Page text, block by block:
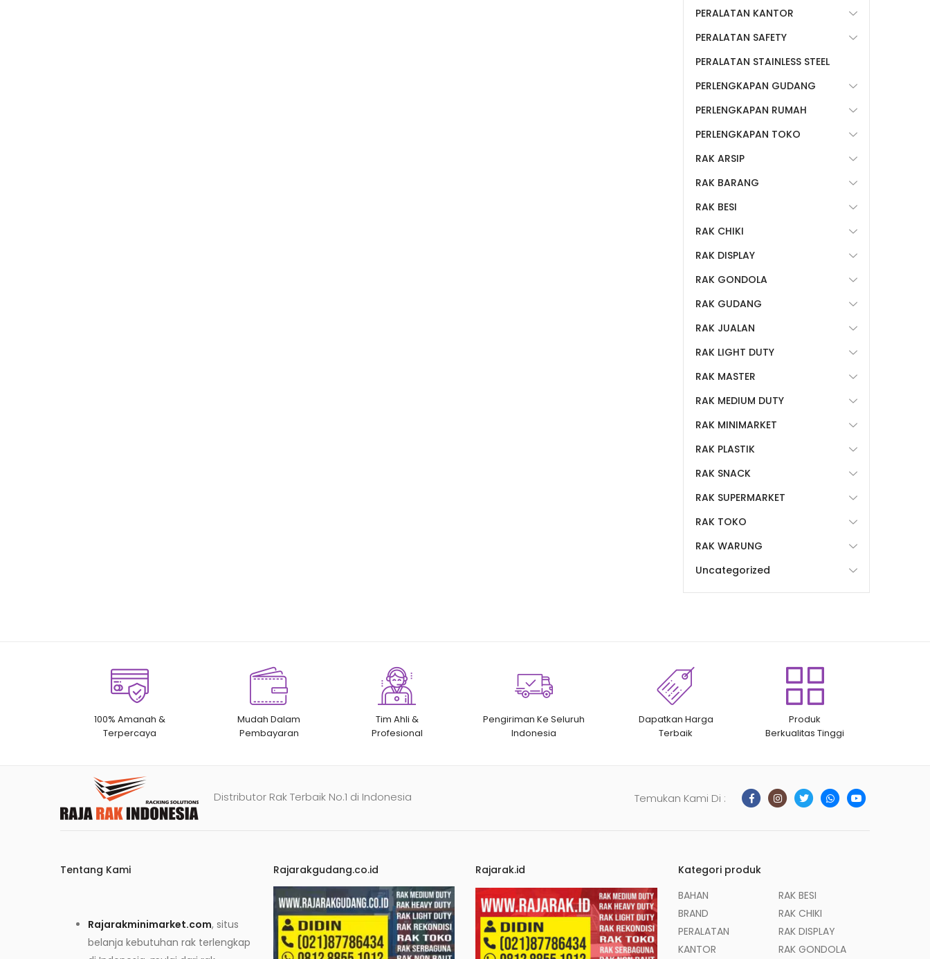
PERALATAN KANTOR
PERALATAN SAFETY
PERALATAN STAINLESS STEEL
PERLENGKAPAN GUDANG
PERLENGKAPAN RUMAH
PERLENGKAPAN TOKO
RAK ARSIP
RAK BARANG
RAK BESI
RAK CHIKI
RAK DISPLAY
RAK GONDOLA
RAK GUDANG
RAK JUALAN
RAK LIGHT DUTY
RAK MASTER
RAK MEDIUM DUTY
RAK MINIMARKET
RAK PLASTIK
RAK SNACK
RAK SUPERMARKET
RAK TOKO
RAK WARUNG
Uncategorized
100% Amanah &
Terpercaya
Mudah Dalam
Pembayaran
Tim Ahli &
Profesional
Pengiriman Ke Seluruh
Indonesia
Dapatkan Harga
Terbaik
Produk
Berkualitas Tinggi
Distributor Rak Terbaik No.1 di Indonesia Temukan Kami Di :
Tentang Kami
Rajarakminimarket.com, situs
belanja kebutuhan rak terlengkap
Rajarakgudang.co.id Rajarak.id
Kategori produk
BAHAN
BRAND
PERALATAN
KANTOR
RAK BESI
RAK CHIKI
RAK DISPLAY
RAK GONDOLA